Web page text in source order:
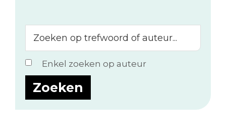
op
trefwoord
of
auteur...
Enkel zoeken op auteur